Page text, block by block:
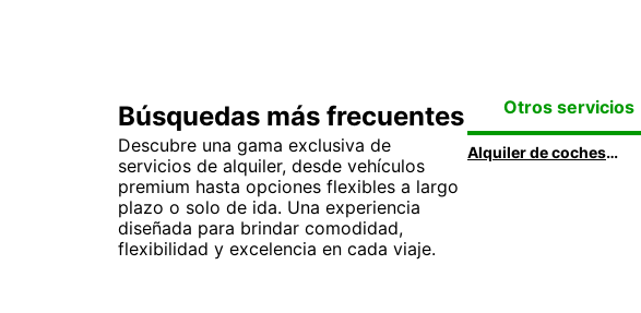
Búsquedas más frecuentes
Descubre una gama exclusiva de
servicios de alquiler, desde vehículos
premium hasta opciones flexibles a largo
plazo o solo de ida. Una experiencia
diseñada para brindar comodidad,
flexibilidad y excelencia en cada viaje.
Otros servicios
Alquiler de coches automáticos en Madrid